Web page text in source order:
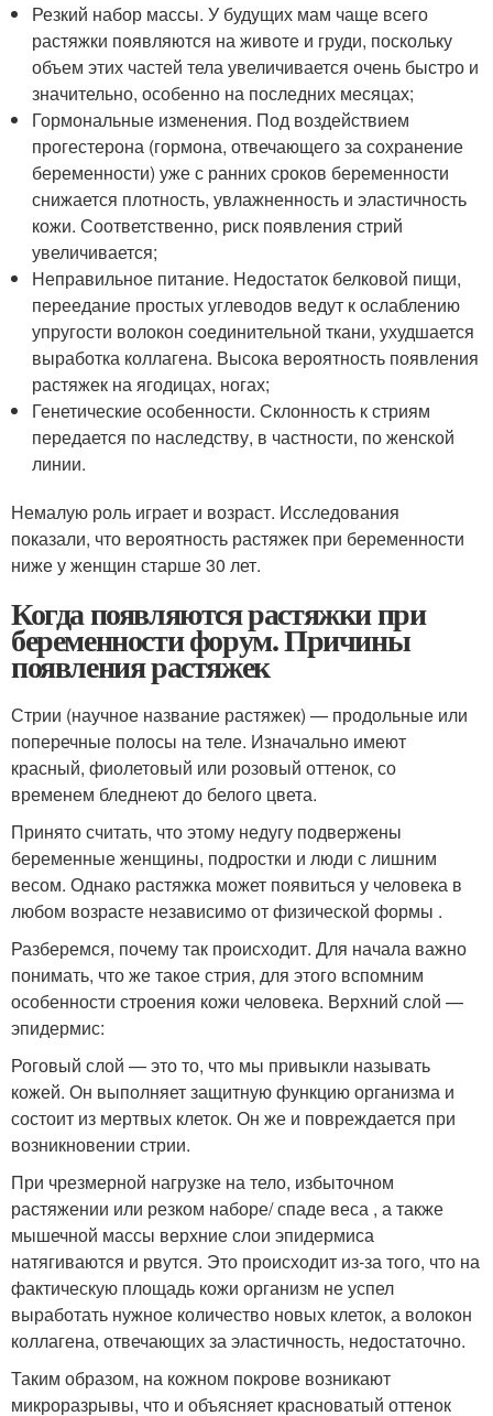
Резкий набор массы. У будущих мам чаще всего
растяжки появляются на животе и груди, поскольку
объем этих частей тела увеличивается очень быстро и
значительно, особенно на последних месяцах;
Гормональные изменения. Под воздействием
прогестерона (гормона, отвечающего за сохранение
беременности) уже с ранних сроков беременности
снижается плотность, увлажненность и эластичность
кожи. Соответственно, риск появления стрий
увеличивается;
Неправильное питание. Недостаток белковой пищи,
переедание простых углеводов ведут к ослаблению
упругости волокон соединительной ткани, ухудшается
выработка коллагена. Высока вероятность появления
растяжек на ягодицах, ногах;
Генетические особенности. Склонность к стриям
передается по наследству, в частности, по женской
линии.
Немалую роль играет и возраст. Исследования
показали, что вероятность растяжек при беременности
ниже у женщин старше 30 лет.
Когда появляются растяжки при
беременности форум. Причины
появления растяжек
Стрии (научное название растяжек) — продольные или
поперечные полосы на теле. Изначально имеют
красный, фиолетовый или розовый оттенок, со
временем бледнеют до белого цвета.
Принято считать, что этому недугу подвержены
беременные женщины, подростки и люди с лишним
весом. Однако растяжка может появиться у человека в
любом возрасте независимо от физической формы .
Разберемся, почему так происходит. Для начала важно
понимать, что же такое стрия, для этого вспомним
особенности строения кожи человека. Верхний слой —
эпидермис:
Роговый слой — это то, что мы привыкли называть
кожей. Он выполняет защитную функцию организма и
состоит из мертвых клеток. Он же и повреждается при
возникновении стрии.
При чрезмерной нагрузке на тело, избыточном
растяжении или резком наборе/ спаде веса , а также
мышечной массы верхние слои эпидермиса
натягиваются и рвутся. Это происходит из-за того, что на
фактическую площадь кожи организм не успел
выработать нужное количество новых клеток, а волокон
коллагена, отвечающих за эластичность, недостаточно.
Таким образом, на кожном покрове возникают
микроразрывы, что и объясняет красноватый оттенок